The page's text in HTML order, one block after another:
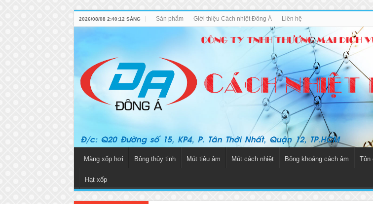
2026/08/08 2:40:12 SÁNG Sản phẩm Giới thiệu Cách nhiệt Đông Á Liên hệ
Màng xốp hơi Bông thủy tinh Mút tiêu âm Mút cách nhiệt Bông khoáng cách âm Tôn
Hạt xốp